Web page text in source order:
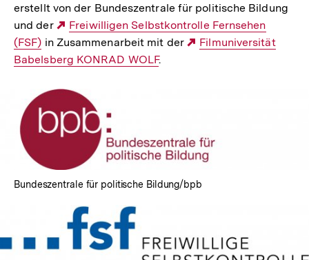
erstellt von der Bundeszentrale für politische Bildung
und der
Externer
Link:
Freiwilligen Selbstkontrolle Fernsehen
(FSF) in Zusammenarbeit mit der
Externer
Filmuniversität
Babelsberg KONRAD WOLF.
Bundeszentrale für politische Bildung/bpb